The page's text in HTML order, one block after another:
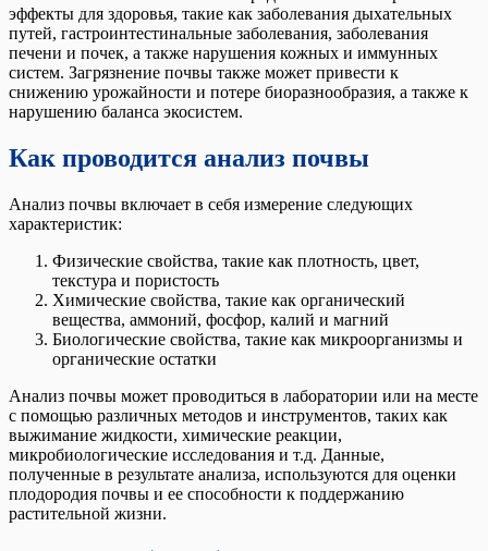
эффекты для здоровья, такие как заболевания дыхательных
путей, гастроинтестинальные заболевания, заболевания
печени и почек, а также нарушения кожных и иммунных
систем. Загрязнение почвы также может привести к
снижению урожайности и потере биоразнообразия, а также к
нарушению баланса экосистем.
Как проводится анализ почвы
Анализ почвы включает в себя измерение следующих
характеристик:
Физические свойства, такие как плотность, цвет,
текстура и пористость
Химические свойства, такие как органический
вещества, аммоний, фосфор, калий и магний
Биологические свойства, такие как микроорганизмы и
органические остатки
Анализ почвы может проводиться в лаборатории или на месте
с помощью различных методов и инструментов, таких как
выжимание жидкости, химические реакции,
микробиологические исследования и т.д. Данные,
полученные в результате анализа, используются для оценки
плодородия почвы и ее способности к поддержанию
растительной жизни.